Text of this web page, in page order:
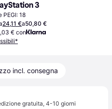
3
PEGI: 18
24,11 €a50,80 €
€ con
incl. consegna
gratuita, 4-10 giorni